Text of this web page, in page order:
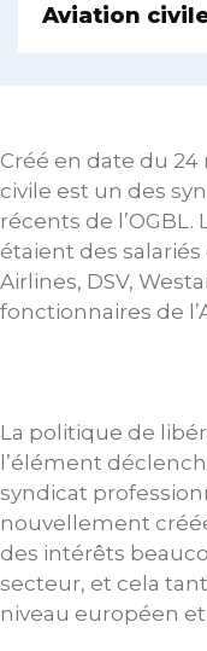
Aviation
Créé en date du 24
civile est un des
récents de
étaient des salariés
Airlines, DSV,
fonctionnaires de
La politique de
l’élément
syndicat
nouvellement
des intérêts
secteur, et cela
niveau européen